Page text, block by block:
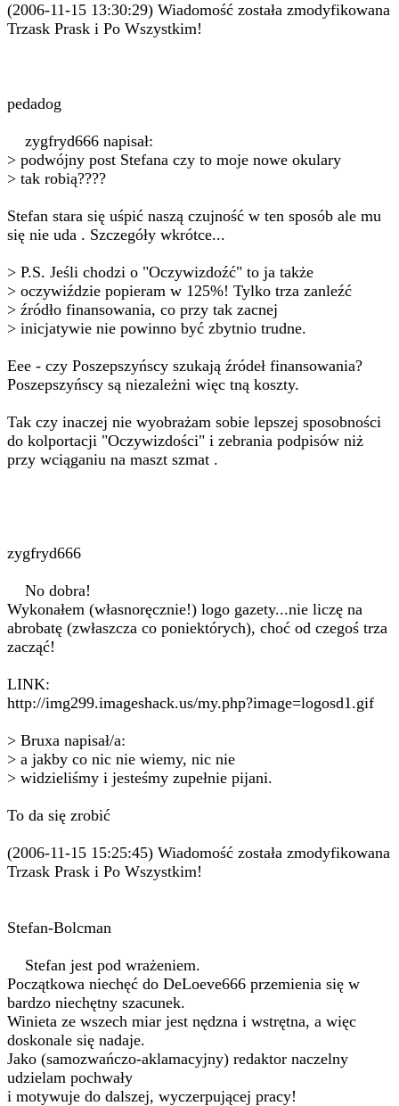
(2006-11-15 13:30:29) Wiadomość została zmodyfikowana
Trzask Prask i Po Wszystkim!
pedadog
zygfryd666 napisał:
> podwójny post Stefana czy to moje nowe okulary
> tak robią????
Stefan stara się uśpić naszą czujność w ten sposób ale mu
się nie uda . Szczegóły wkrótce...
> P.S. Jeśli chodzi o "Oczywizdoźć" to ja także
> oczywiździe popieram w 125%! Tylko trza zanleźć
> źródło finansowania, co przy tak zacnej
> inicjatywie nie powinno być zbytnio trudne.
Eee - czy Poszepszyńscy szukają źródeł finansowania?
Poszepszyńscy są niezależni więc tną koszty.
Tak czy inaczej nie wyobrażam sobie lepszej sposobności
do kolportacji "Oczywizdości" i zebrania podpisów niż
przy wciąganiu na maszt szmat .
zygfryd666
No dobra!
Wykonałem (własnoręcznie!) logo gazety...nie liczę na
abrobatę (zwłaszcza co poniektórych), choć od czegoś trza
zacząć!
LINK:
http://img299.imageshack.us/my.php?image=logosd1.gif
> Bruxa napisał/a:
> a jakby co nic nie wiemy, nic nie
> widzieliśmy i jesteśmy zupełnie pijani.
To da się zrobić
(2006-11-15 15:25:45) Wiadomość została zmodyfikowana
Trzask Prask i Po Wszystkim!
Stefan-Bolcman
Stefan jest pod wrażeniem.
Początkowa niechęć do DeLoeve666 przemienia się w
bardzo niechętny szacunek.
Winieta ze wszech miar jest nędzna i wstrętna, a więc
doskonale się nadaje.
Jako (samozwańczo-aklamacyjny) redaktor naczelny
udzielam pochwały
i motywuje do dalszej, wyczerpującej pracy!